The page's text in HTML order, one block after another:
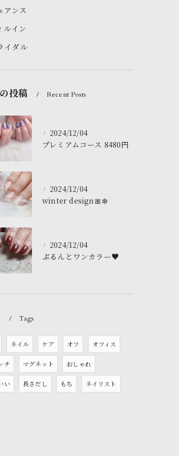
アンス
ルイン
イダル
投稿 Recent Posts
2024/12/04
プレミアムコース 8480円
2024/12/04
winter design🎀❄️
2024/12/04
ぷるんとワンカラー♥️
Tags
ネイル ケア オフ オフィス
チ マグネット おしゃれ
い 長さだし もち ネイリスト